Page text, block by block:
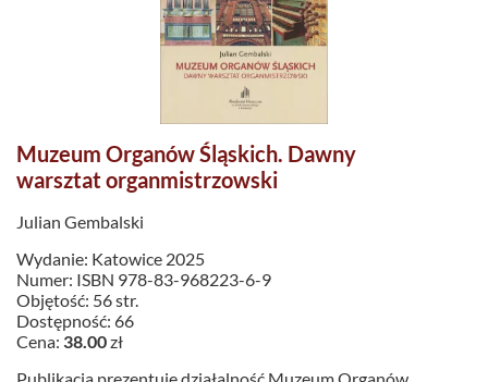
Muzeum Organów Śląskich. Dawny
warsztat organmistrzowski
Julian Gembalski
Wydanie: Katowice 2025
Numer: ISBN 978-83-968223-6-9
Objętość: 56 str.
Dostępność: 66
Cena: 38.00zł
Publikacja prezentuje działalność Muzeum Organów